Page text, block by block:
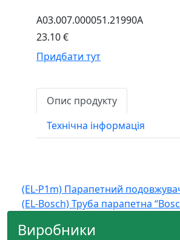
A03.007.000051.21990A
23.10 €
Придбати тут
Опис продукту
Технічна інформація
Навігація
записів
(EL-P1m) Парапетний
(EL-Bosch) Труба парапетна
Виробники